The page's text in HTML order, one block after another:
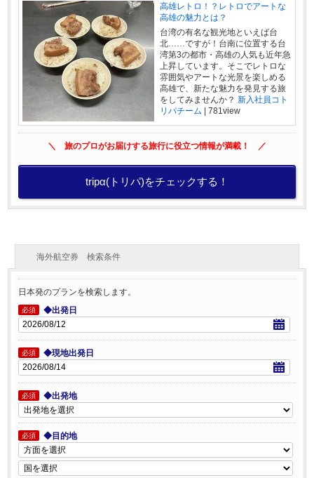
高雄レトロ！？レトロでアートな
高雄の魅力とは？
台湾の有名な観光地といえば台
北……ですが！台南に位置する台
湾第3の都市・高雄の人気も近年急
上昇しています。そこでレトロな
雰囲気やアートな光景を楽しめる
高雄で、新たな魅力を発見する旅
をしてみませんか？ 新入社員コト
リパチーム | 781view
＼ 旅のプロがお届けする旅行に役立つ情報が満載！ ／
tripα(トリパ)をチェックする！
海外航空券 検索条件
日本発のプランを検索します。
必須 ◆出発日
必須 ◆現地出発日
必須 ◆出発地
必須 ◆目的地